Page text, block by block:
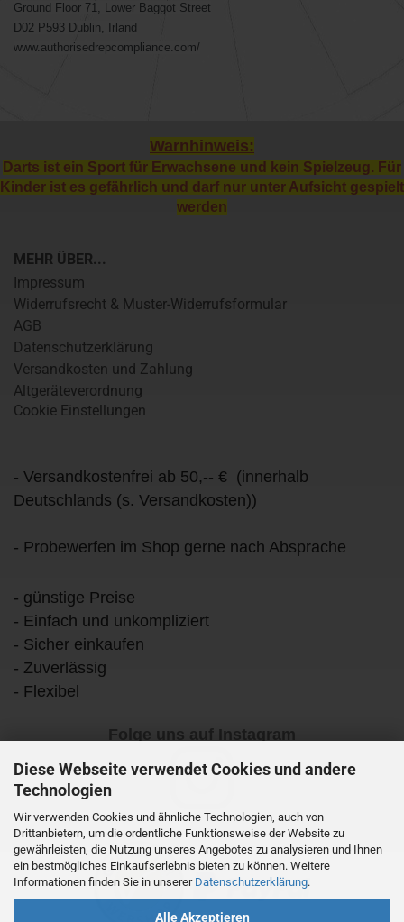
Diese Webseite verwendet Cookies und andere
Technologien
Wir verwenden Cookies und ähnliche Technologien, auch von
Drittanbietern, um die ordentliche Funktionsweise der Website zu
gewährleisten, die Nutzung unseres Angebotes zu analysieren und Ihnen
ein bestmögliches Einkaufserlebnis bieten zu können. Weitere
Informationen finden Sie in unserer Datenschutzerklärung.
Alle Akzeptieren
Ground Floor 71, Lower Baggot Street
D02 P593 Dublin, Irland
www.authorisedrepcompliance.com/
Warnhinweis:
Darts ist ein Sport für Erwachsene und kein Spielzeug. Für
Kinder ist es gefährlich und darf nur unter Aufsicht gespielt
werden
MEHR ÜBER...
Impressum
Widerrufsrecht & Muster-Widerrufsformular
AGB
Datenschutzerklärung
Versandkosten und Zahlung
Altgeräteverordnung
Cookie Einstellungen
- Versandkostenfrei ab 50,-- € (innerhalb
Deutschlands (s. Versandkosten))
- Probewerfen im Shop gerne nach Absprache
- günstige Preise
- Einfach und unkompliziert
- Sicher einkaufen
- Zuverlässig
- Flexibel
Folge uns auf Instagram